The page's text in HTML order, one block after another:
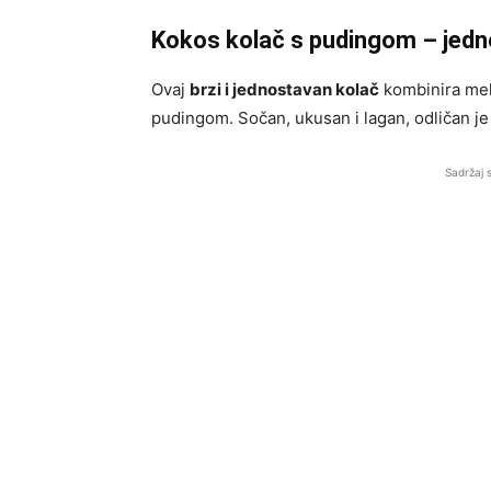
Kokos kolač s pudingom –
Ovaj brzi i jednostavan kolač kombinira
pudingom. Sočan, ukusan i lagan, odličan
Sadržaj